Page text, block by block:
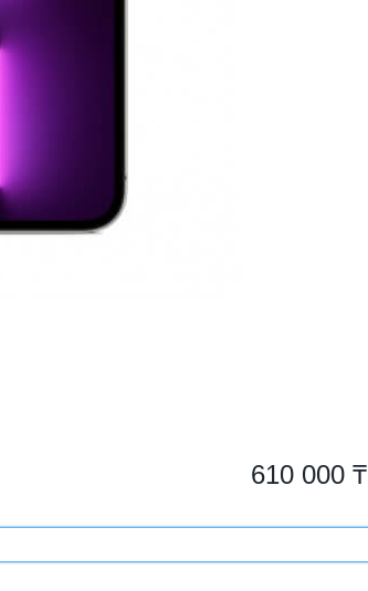
610 000 ₸